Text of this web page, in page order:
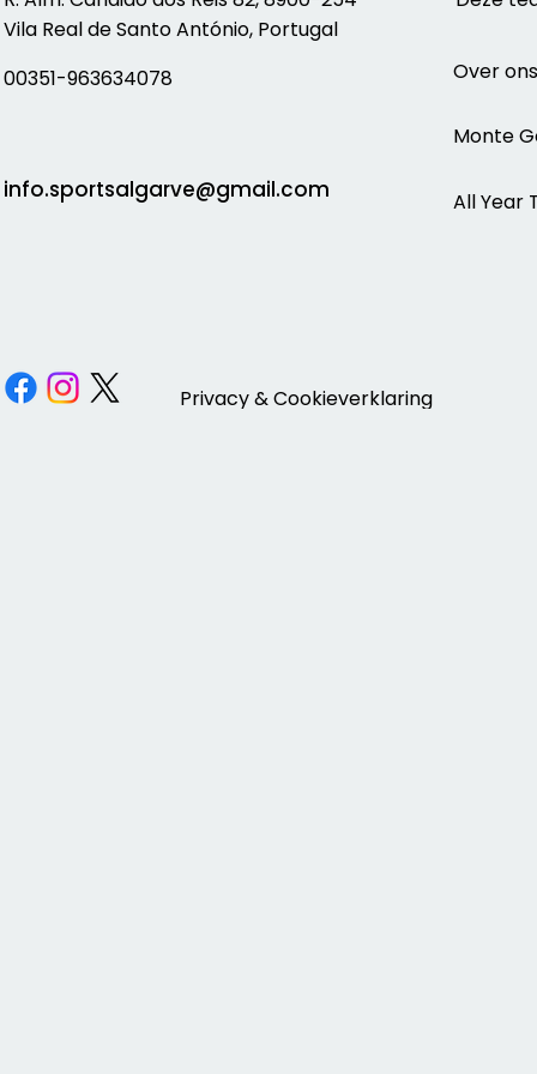
Vila Real de Santo António, Portugal
Over ons
Monte
All Year
00351-963634078
info.sportsalgarve@gmail.com
Privacy & Cookieverklaring